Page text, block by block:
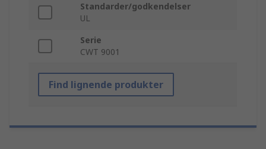
Standarder/godkendelser
UL
Serie
CWT 9001
Find lignende produkter